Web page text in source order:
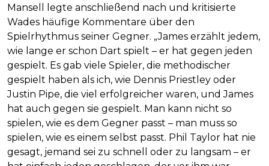
Mansell legte anschließend nach und kritisierte
Wades häufige Kommentare über den
Spielrhythmus seiner Gegner. „James erzählt jedem,
wie lange er schon Dart spielt – er hat gegen jeden
gespielt. Es gab viele Spieler, die methodischer
gespielt haben als ich, wie Dennis Priestley oder
Justin Pipe, die viel erfolgreicher waren, und James
hat auch gegen sie gespielt. Man kann nicht so
spielen, wie es dem Gegner passt – man muss so
spielen, wie es einem selbst passt. Phil Taylor hat nie
gesagt, jemand sei zu schnell oder zu langsam – er